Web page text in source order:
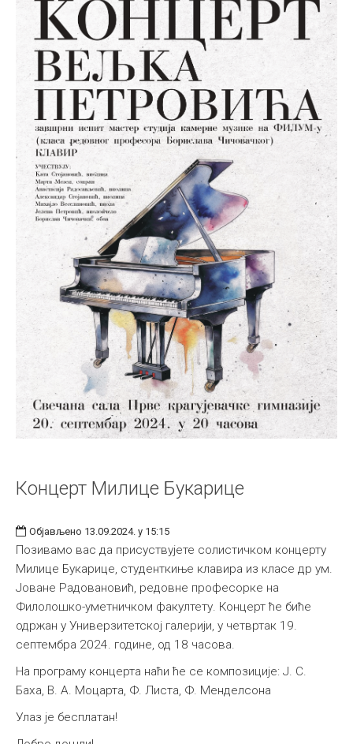
Концерт Милице Букарице
Објављено 13.09.2024. у 15:15
Позивамо вас да присуствујете солистичком концерту
Милице Букарице, студенткиње клавира из класе др ум.
Јоване Радовановић, редовне професорке на
Филолошко-уметничком факултету. Концерт ће биће
одржан у Универзитетској галерији, у четвртак 19.
септембра 2024. године, од 18 часова.
На програму концерта наћи ће се композиције: Ј. С.
Баха, В. А. Моцарта, Ф. Листа, Ф. Менделсона
Улаз је бесплатан!